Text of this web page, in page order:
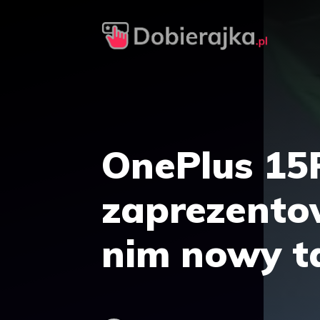
OnePlus
nim nowy